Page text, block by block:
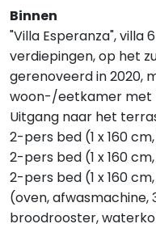
Binnen
"Villa Esperanza", villa
verdiepingen, op het
gerenoveerd in 2020,
woon-/eetkamer met
Uitgang naar het
2-pers bed (1 x 160
2-pers bed (1 x 160
2-pers bed (1 x 160
(oven, afwasmachine,
broodrooster,